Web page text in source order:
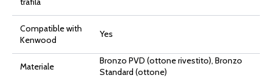
Compatible with
Kenwood
Yes
Materiale
Bronzo PVD (ottone rivestito), Bronzo
Standard (ottone)